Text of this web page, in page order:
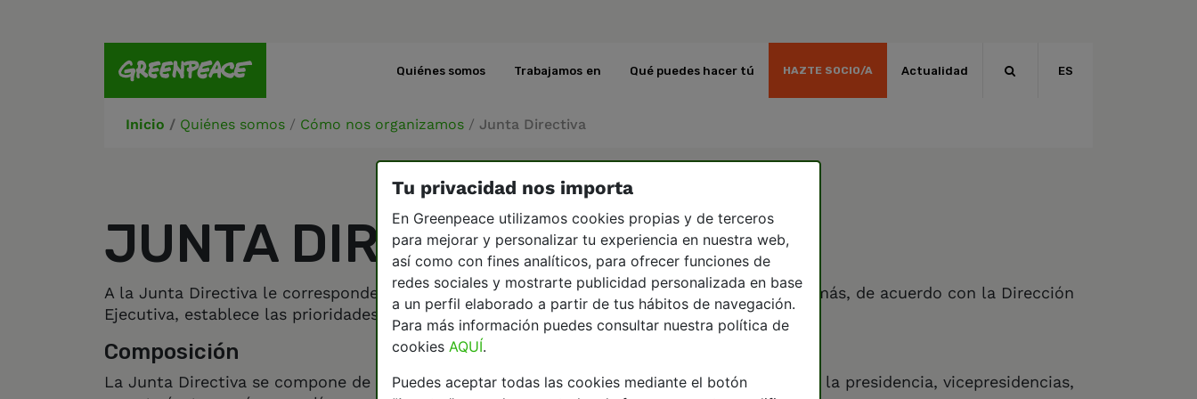
Quiénes somos Trabajamos en Qué puedes hacer tú HAZTE SOCIO/A Actualidad ES
Inicio / Quiénes somos / Cómo nos organizamos / Junta Directiva
JUNTA DIRECTIVA
A la Junta Directiva le corresponde la dirección estratégica y política de la Asociación. Además, de acuerdo con la Dirección
Ejecutiva, establece las prioridades y objetivos anuales y controla su cumplimiento.
Composición
La Junta Directiva se compone de un máximo de siete personas que deciden quién ocupará la presidencia, vicepresidencias,
Tu privacidad nos importa
En Greenpeace utilizamos cookies propias y de terceros
para mejorar y personalizar tu experiencia en nuestra web,
así como con fines analíticos, para ofrecer funciones de
redes sociales y mostrarte publicidad personalizada en base
a un perfil elaborado a partir de tus hábitos de navegación.
Para más información puedes consultar nuestra política de
cookies AQUÍ.
Puedes aceptar todas las cookies mediante el botón